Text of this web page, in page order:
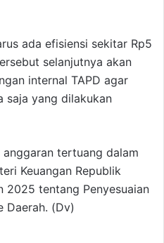
ada efisiensi sekitar Rp5
selanjutnya akan
internal TAPD agar
saja yang dilakukan
tertuang dalam
Keuangan Republik
2025 tentang Penyesuaian
Daerah. (Dv)